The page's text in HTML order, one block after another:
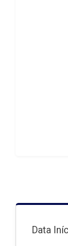
Data